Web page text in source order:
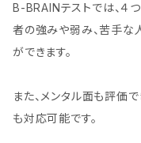
B-BRAINテストでは、４
者の強みや弱み、苦手な
ができます。
また、メンタル面も評価
も対応可能です。